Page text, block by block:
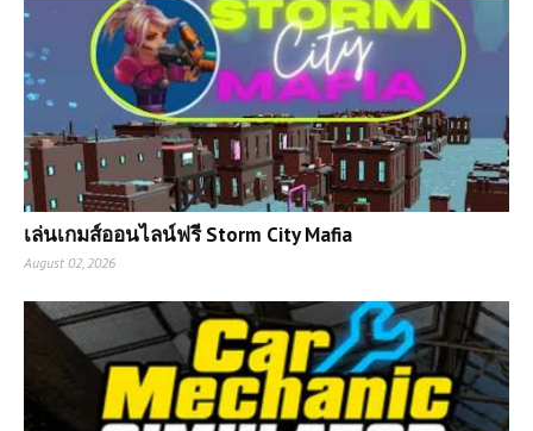
เล่นเกมส์ออนไลน์ฟรี Storm City Mafia
August 02, 2026